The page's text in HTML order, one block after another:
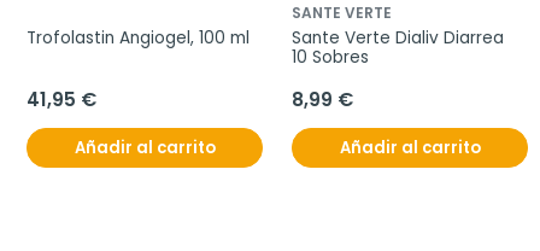
Trofolastin Angiogel, 100 ml
41,95 €
Añadir al carrito
SANTE VERTE
Sante Verte Dialiv Diarrea
10 Sobres
8,99 €
Añadir al carrito